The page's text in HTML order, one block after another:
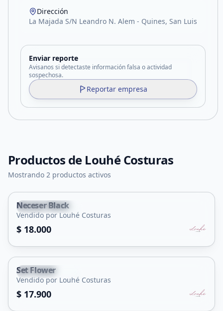
Dirección
La Majada S/N Leandro N. Alem - Quines, San Luis
Enviar reporte
Avisanos si detectaste información falsa o actividad
sospechosa.
Reportar empresa
Productos de Louhé Costuras
Mostrando 2 productos activos
Leandro N. Alem
Neceser Black
Vendido por Louhé Costuras
$ 18.000
Leandro N. Alem
Set Flower
Vendido por Louhé Costuras
$ 17.900